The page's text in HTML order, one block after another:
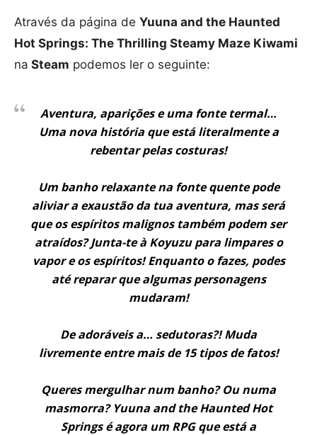
Através da página de Yuuna and the Haunted
Hot Springs: The Thrilling Steamy Maze Kiwami
na Steam podemos ler o seguinte:
Aventura, aparições e uma fonte termal…
Uma nova história que está literalmente a
rebentar pelas costuras!
Um banho relaxante na fonte quente pode
aliviar a exaustão da tua aventura, mas será
que os espíritos malignos também podem ser
atraídos? Junta-te à Koyuzu para limpares o
vapor e os espíritos! Enquanto o fazes, podes
até reparar que algumas personagens
mudaram!
De adoráveis a… sedutoras?! Muda
livremente entre mais de 15 tipos de fatos!
Queres mergulhar num banho? Ou numa
masmorra? Yuuna and the Haunted Hot
Springs é agora um RPG que está a